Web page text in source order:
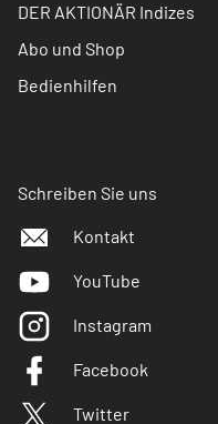
DER AKTIONÄR Indizes
Abo und Shop
Bedienhilfen
Schreiben Sie uns
Kontakt
YouTube
Instagram
Facebook
Twitter